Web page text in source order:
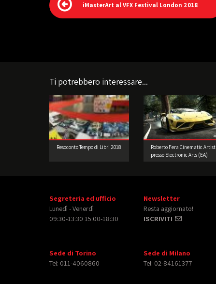
iMasterArt al VFX Festival London 2018
Ti potrebbero interessare...
Resoconto Tempo di Libri 2018
Roberto Fera Cinematic Artist
presso Electronic Arts (EA)
Segreteria ed ufficio
Lunedì - Venerdì
09:30-13:30 15:00-18:30
Newsletter
Resta aggiornato!
ISCRIVITI
Sede di Torino
Tel: 011-4060860
Sede di Milano
Tel: 02-84161377